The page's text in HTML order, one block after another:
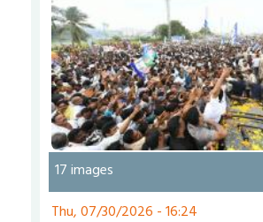
17 images
Thu, 07/30/2026 - 16:24